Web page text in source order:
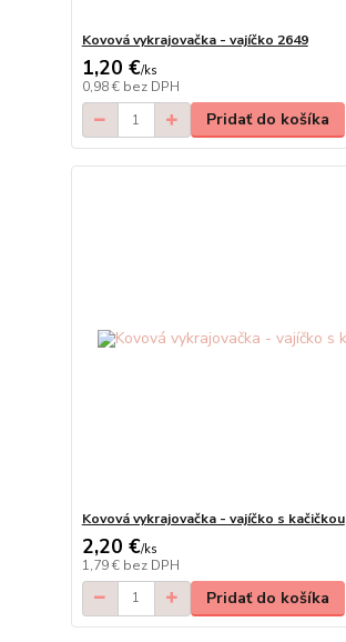
Kovová vykrajovačka - vajíčko 2649
1,20 €/ks
0,98 € bez DPH
Pridať do košíka
Kovová vykrajovačka - vajíčko s kačičkou
2,20 €/ks
1,79 € bez DPH
Pridať do košíka